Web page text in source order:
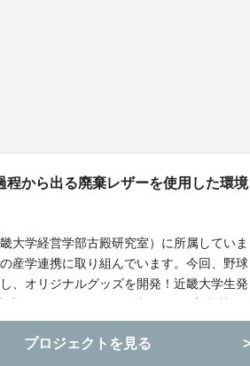
から出る廃棄レザーを使用した環境
大学経営学部古殿研究室）に所属していま
産学連携に取り組んでいます。今回、野球
、オリジナルグッズを開発！近畿大学生発
にやさしくサステナブル、かつ高品質で使
お届けします。
プロジェクトを見る